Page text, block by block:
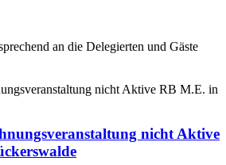
an die Delegierten und Gäste
nicht Aktive